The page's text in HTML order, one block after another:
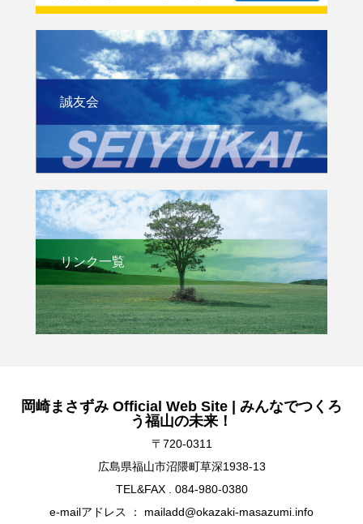
誠友会
リンク一覧
岡崎まさずみ Official Web Site | みんなでつくろ
う福山の未来！
〒720-0311
広島県福山市沼隈町草深1938-13
TEL&FAX . 084-980-0380
e-mailアドレス ： mailadd@okazaki-masazumi.info